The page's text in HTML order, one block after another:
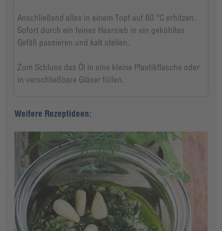
Anschließend alles in einem Topf auf 80 °C erhitzen.
Sofort durch ein feines Haarsieb in ein gekühltes
Gefäß passieren und kalt stellen.
Zum Schluss das Öl in eine kleine Plastikflasche oder
in verschließbare Gläser füllen.
Weitere Rezeptideen: